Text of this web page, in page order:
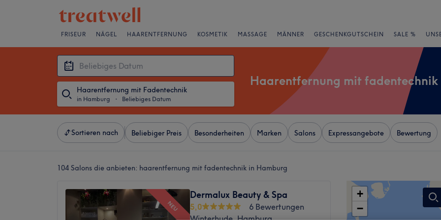
FRISEUR NÄGEL HAARENTFERNUNG KOSMETIK MASSAGE MÄNNER GESCHENKGUTSCHEIN SALE %
Haarentfernung mit Fadentechnik
in Hamburg ・ Beliebiges Datum
Haarentfernung mit fadentechnik
Sortieren nach Beliebiger Preis Besonderheiten Marken Salons Expressangebote Bewertung
104 Salons die anbieten: haarentfernung mit fadentechnik in Hamburg
NEU
Dermalux Beauty & Spa
5,0
6 Bewertungen
+
−